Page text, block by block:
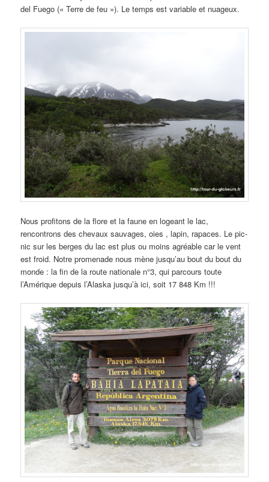
del Fuego (« Terre de feu »). Le temps est variable et nuageux.
Nous profitons de la flore et la faune en logeant le lac,
rencontrons des chevaux sauvages, oies , lapin, rapaces. Le pic-
nic sur les berges du lac est plus ou moins agréable car le vent
est froid. Notre promenade nous mène jusqu’au bout du bout du
monde : la fin de la route nationale n°3, qui parcours toute
l’Amérique depuis l’Alaska jusqu’à ici, soit 17 848 Km !!!